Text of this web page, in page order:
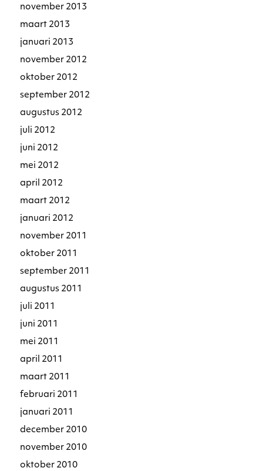
november 2013
maart 2013
januari 2013
november 2012
oktober 2012
september 2012
augustus 2012
juli 2012
juni 2012
mei 2012
april 2012
maart 2012
januari 2012
november 2011
oktober 2011
september 2011
augustus 2011
juli 2011
juni 2011
mei 2011
april 2011
maart 2011
februari 2011
januari 2011
december 2010
november 2010
oktober 2010